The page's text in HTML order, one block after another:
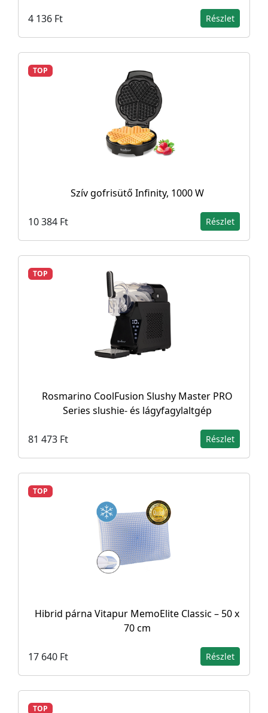
4 136 Ft Részlet
TOP
Szív gofrisütő Infinity, 1000 W
10 384 Ft Részlet
TOP
Rosmarino CoolFusion Slushy Master PRO
Series slushie- és lágyfagylaltgép
81 473 Ft Részlet
TOP
Hibrid párna Vitapur MemoElite Classic – 50 x
70 cm
17 640 Ft Részlet
TOP